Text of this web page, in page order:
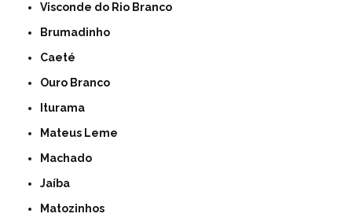
Visconde do Rio Branco
Brumadinho
Caeté
Ouro Branco
Iturama
Mateus Leme
Machado
Jaíba
Matozinhos